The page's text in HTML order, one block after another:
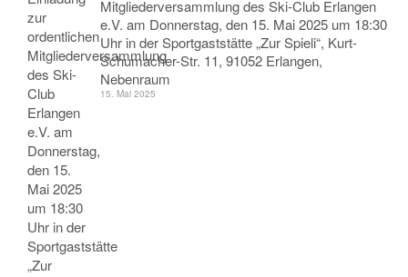
Mitgliederversammlung des Ski-Club Erlangen
e.V. am Donnerstag, den 15. Mai 2025 um 18:30
Uhr in der Sportgaststätte „Zur Spieli“, Kurt-
Schumacher-Str. 11, 91052 Erlangen,
Nebenraum
15. Mai 2025